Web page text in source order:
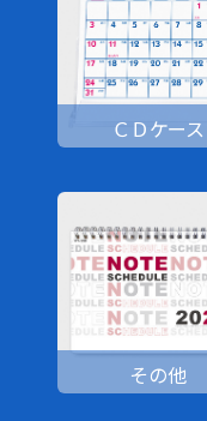
ＣＤケース
その他